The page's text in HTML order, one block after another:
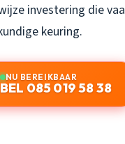
investering die
keuring.
NU BEREIKBAAR
BEL 085 019 58 38